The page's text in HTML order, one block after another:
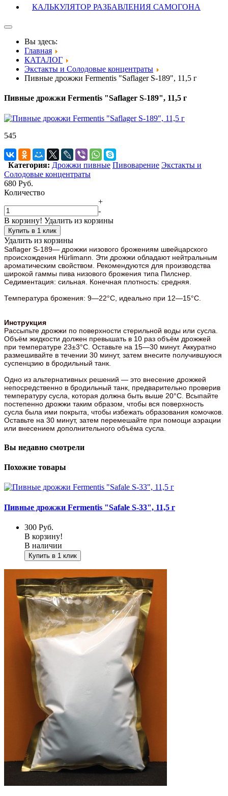
КАЛЬКУЛЯТОР РАЗБАВЛЕНИЯ САМОГОНА
Вы здесь:
Главная
КАТАЛОГ
Экстакты и Солодовые концентраты
Пивные дрожжи Fermentis "Saflager S-189", 11,5 г
Пивные дрожжи Fermentis "Saflager S-189", 11,5 г
545
Категория: Дрожжи пивные Пивоварение Экстакты и
Солодовые концентраты
680 Руб.
Количество
+
-
В корзину! Удалить из корзины
Купить в 1 клик
Удалить из корзины
Saflager S-189— дрожжи низового брожениям швейцарского
происхождения Hürlimann. Эти дрожжи обладают нейтральным
ароматическим свойством. Рекомендуются для производства
широкой гаммы пива низового брожения типа Пилснер.
Седиментация: сильная. Конечная плотность: средняя.
Температура брожения: 9—22°C, идеально при 12—15°C.
Инструкция
Рассыпьте дрожжи по поверхности стерильной воды или сусла.
Объём жидкости должен превышать в 10 раз объём дрожжей
при температуре 23±3°C. Оставьте на 15—30 минут. Аккуратно
размешивайте в течении 30 минут, затем внесите получившуюся
суспенцзию в бродильный танк.
Одно из альтернативных решений — это внесение дрожжей
непосредственно в бродильный танк, предварительно проверив
температуру сусла, которая должна быть выше 20°C. Всыпайте
постепенно дрожжи таким образом, чтобы вся поверхность
сусла была ими покрыта, чтобы избежать образования комочков.
Оставьте на 30 минут, затем перемешайте при помощи аэрации
или внесением дополнительного объёма сусла.
Вы недавно смотрели
Похожие товары
Пивные дрожжи Fermentis "Safale S-33", 11,5 г
300 Руб.
В корзину!
В наличии
Купить в 1 клик